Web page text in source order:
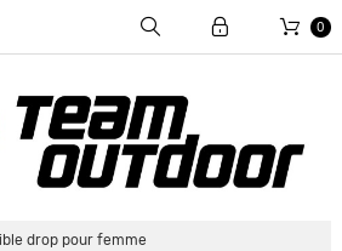
0
drop pour femme